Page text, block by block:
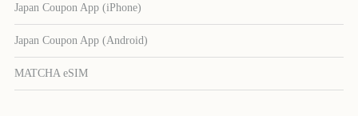
Japan Coupon App (iPhone)
Japan Coupon App (Android)
MATCHA eSIM